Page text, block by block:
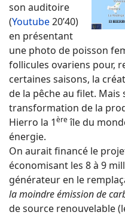
son auditoire
(Youtube20’40)
en présentant
une photo de poisson
follicules ovariens pour,
certaines saisons, la
de la pêche au filet.
transformation de la
Hierro la 1èreîle du
énergie.
On aurait financé le
économisant les 8 à 9
générateur en le
la moindre émission de
de source renouvelable